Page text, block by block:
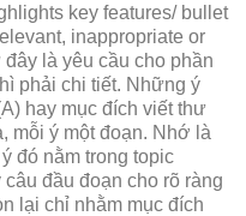
key features/ bullet
inappropriate or
là yêu cầu cho phần
phải chi tiết. Những ý
hay mục đích viết thư
mỗi ý một đoạn. Nhớ là
đó nằm trong topic
đầu đoạn cho rõ ràng
lại chỉ nhằm mục đích